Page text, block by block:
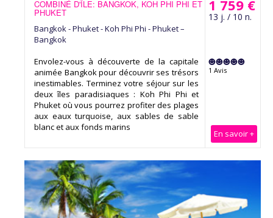
1 759 €
13 j. / 10 n.
1 Avis
En savoir +
COMBINÉ D'ÎLE: BANGKOK, KOH PHI PHI ET
PHUKET
Bangkok - Phuket - Koh Phi Phi - Phuket –
Bangkok
Envolez-vous à découverte de la capitale
animée Bangkok pour découvrir ses trésors
inestimables. Terminez votre séjour sur les
deux îles paradisiaques : Koh Phi Phi et
Phuket où vous pourrez profiter des plages
aux eaux turquoise, aux sables de sable
blanc et aux fonds marins